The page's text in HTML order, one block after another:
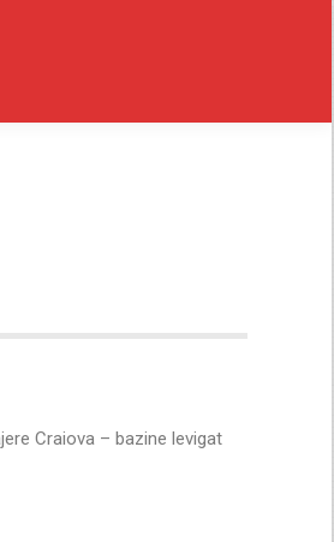
Craiova – bazine levigat